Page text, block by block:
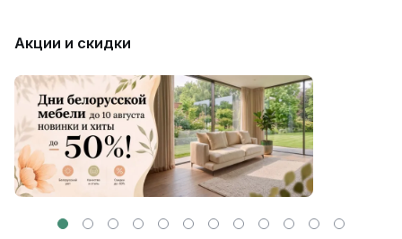
Акции и скидки